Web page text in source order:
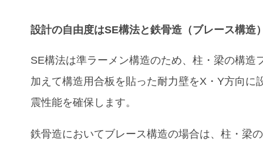
設計の自由度はSE構法と鉄骨造（ブレース構造
SE構法は準ラーメン構造のため、柱・梁の構造
加えて構造用合板を貼った耐力壁をX・Y方向に
震性能を確保します。
鉄骨造においてブレース構造の場合は、柱・梁